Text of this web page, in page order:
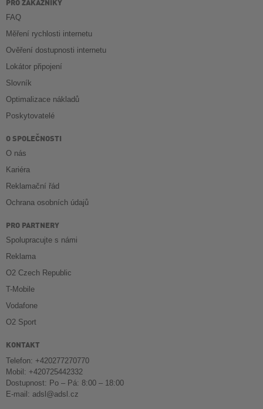
PRO ZÁKAZNÍKY
FAQ
Měření rychlosti internetu
Ověření dostupnosti internetu
Lokátor připojení
Slovník
Optimalizace nákladů
Poskytovatelé
O SPOLEČNOSTI
O nás
Kariéra
Reklamační řád
Ochrana osobních údajů
PRO PARTNERY
Spolupracujte s námi
Reklama
O2 Czech Republic
T-Mobile
Vodafone
O2 Sport
KONTAKT
Telefon: +420277270770
Mobil: +420725442332
Dostupnost: Po – Pá: 8:00 – 18:00
E-mail: adsl@adsl.cz